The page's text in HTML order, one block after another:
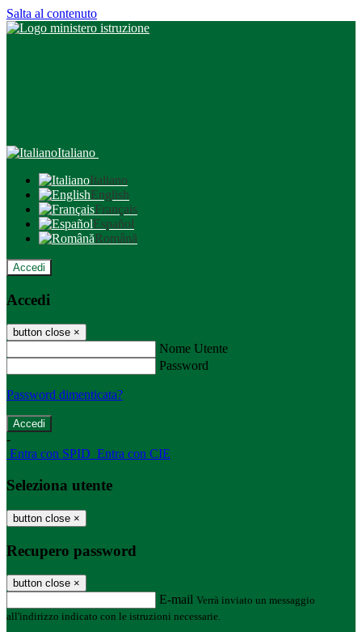
Salta al contenuto
Italiano
Italiano
English
Français
Español
Română
Accedi
Accedi
button close ×
Nome Utente
Password
Password dimenticata?
-
Entra con SPID Entra con CIE
Seleziona utente
button close ×
Recupero password
button close ×
E-mail Verrà inviato un messaggio
all'indirizzo indicato con le istruzioni necessarie.